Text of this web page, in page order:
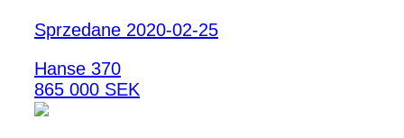
Sprzedane 2020-02-25
Hanse 370
865 000 SEK